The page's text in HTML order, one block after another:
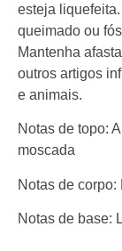
esteja
queimado ou
Mantenha
outros artigos
e animais.
Notas de topo:
moscada
Notas de
Notas de base: